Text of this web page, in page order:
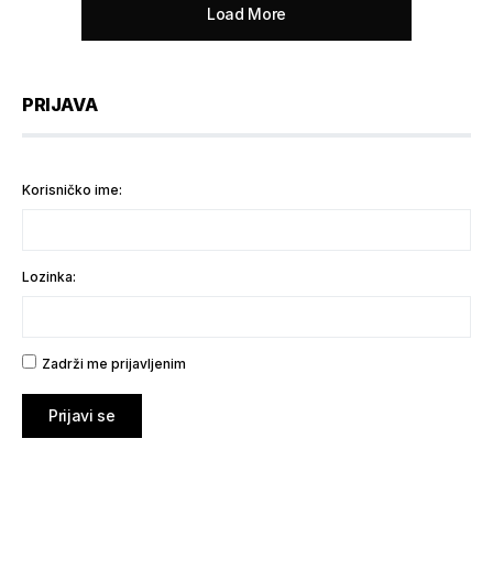
Load More
PRIJAVA
Korisničko ime:
Lozinka:
Zadrži me prijavljenim
Prijavi se